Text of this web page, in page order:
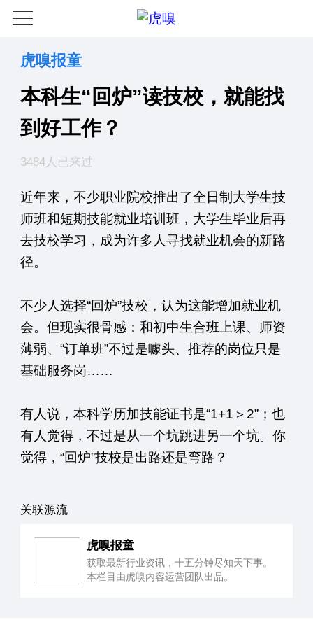
虎嗅报童
本科生“回炉”读技校，就能找
到好工作？
3484人已来过
近年来，不少职业院校推出了全日制大学生技
师班和短期技能就业培训班，大学生毕业后再
去技校学习，成为许多人寻找就业机会的新路
径。
不少人选择“回炉”技校，认为这能增加就业机
会。但现实很骨感：和初中生合班上课、师资
薄弱、“订单班”不过是噱头、推荐的岗位只是
基础服务岗……
有人说，本科学历加技能证书是“1+1＞2”；也
有人觉得，不过是从一个坑跳进另一个坑。你
觉得，“回炉”技校是出路还是弯路？
关联源流
虎嗅报童
获取最新行业资讯，十五分钟尽知天下事。
本栏目由虎嗅内容运营团队出品。